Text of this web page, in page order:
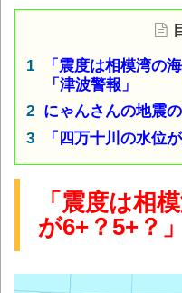
「震度は相模湾の
「津波警報」
にゃんさんの地震
「四万十川の水位
「震度は相
が6+？5+？